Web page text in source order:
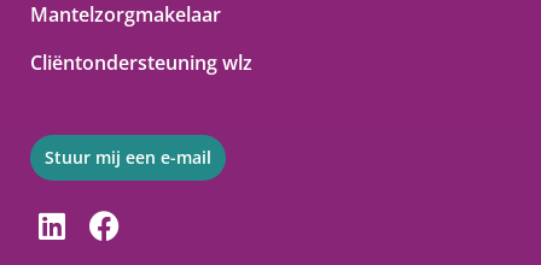
Mantelzorgmakelaar
Cliëntondersteuning wlz
Stuur mij een e-mail
L
i
F
a